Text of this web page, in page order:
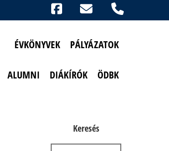
ÉVKÖNYVEK PÁLYÁZATOK
ALUMNI DIÁKÍRÓK ÖDBK
Keresés